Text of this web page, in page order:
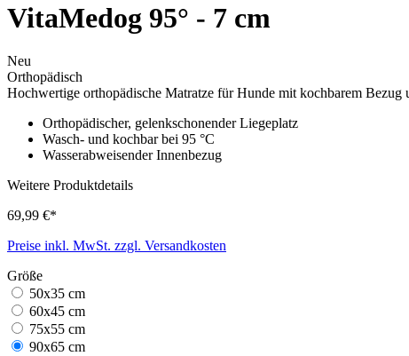
VitaMedog 95° - 7 cm
Neu
Orthopädisch
Hochwertige orthopädische Matratze für Hunde mit kochbarem
Orthopädischer, gelenkschonender Liegeplatz
Wasch- und kochbar bei 95 °C
Wasserabweisender Innenbezug
Weitere Produktdetails
69,99 €*
Preise inkl. MwSt. zzgl. Versandkosten
Größe
50x35 cm
60x45 cm
75x55 cm
90x65 cm